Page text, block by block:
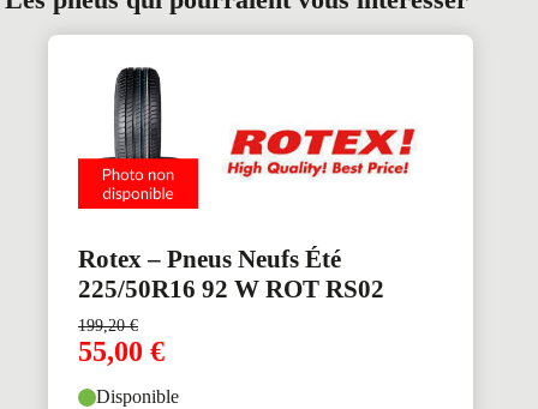
Rotex – Pneus Neufs Été
225/50R16 92 W ROT RS02
199,20€
55,00 €
Disponible